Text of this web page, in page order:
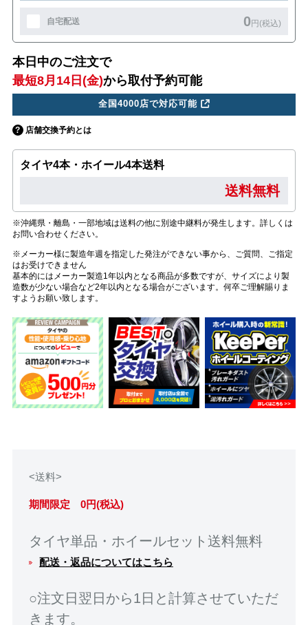
自宅配送 0円(税込)
本日中のご注文で
最短8月14日(金)から取付予約可能
全国4000店で対応可能
店舗交換予約とは
タイヤ4本・ホイール4本送料
送料無料
※沖縄県・離島・一部地域は送料の他に別途中継料が発生します。詳しくは
お問い合わせください。
※メーカー様に製造年週を指定した発注ができない事から、ご質問、ご指定
はお受けできません
基本的にはメーカー製造1年以内となる商品が多数ですが、サイズにより製
造数が少ない場合など2年以内となる場合がございます。何卒ご理解賜りま
すようお願い致します。
<送料>
期間限定 0円(税込)
タイヤ単品・ホイールセット送料無料
配送・返品についてはこちら
○注文日翌日から1日と計算させていただ
きます。